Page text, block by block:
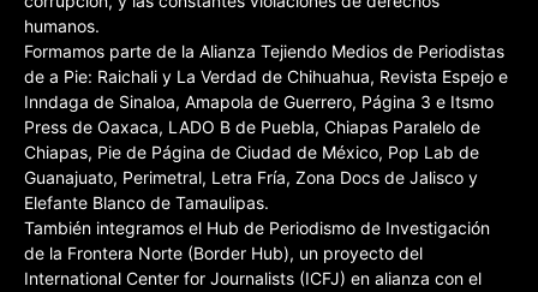
humanos.
Formamos parte de la Alianza Tejiendo Medios de Periodistas
de a Pie: Raichali y La Verdad de Chihuahua, Revista Espejo e
Inndaga de Sinaloa, Amapola de Guerrero, Página 3 e Itsmo
Press de Oaxaca, LADO B de Puebla, Chiapas Paralelo de
Chiapas, Pie de Página de Ciudad de México, Pop Lab de
Guanajuato, Perimetral, Letra Fría, Zona Docs de Jalisco y
Elefante Blanco de Tamaulipas.
También integramos el Hub de Periodismo de Investigación
de la Frontera Norte (Border Hub), un proyecto del
International Center for Journalists (ICFJ) en alianza con el